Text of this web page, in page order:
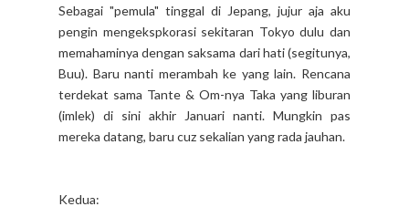
Sebagai "pemula" tinggal di Jepang, jujur aja aku
pengin mengekspkorasi sekitaran Tokyo dulu dan
memahaminya dengan saksama dari hati (segitunya,
Buu). Baru nanti merambah ke yang lain. Rencana
terdekat sama Tante & Om-nya Taka yang liburan
(imlek) di sini akhir Januari nanti. Mungkin pas
mereka datang, baru cuz sekalian yang rada jauhan.
Kedua: